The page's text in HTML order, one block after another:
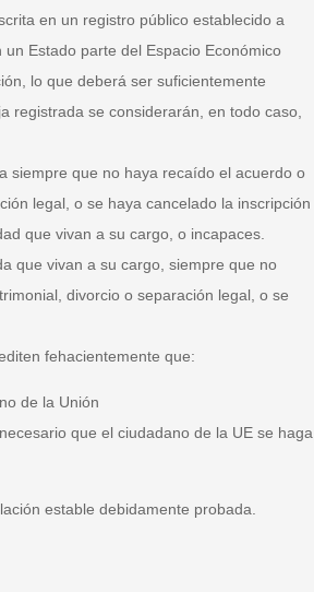
en un registro público establecido a
Estado parte del Espacio Económico
lo que deberá ser suficientemente
registrada se considerarán, en todo caso,
siempre que no haya recaído el acuerdo o
legal, o se haya cancelado la inscripción
que vivan a su cargo, o incapaces.
que vivan a su cargo, siempre que no
divorcio o separación legal, o se
fehacientemente que:
de la Unión
que el ciudadano de la UE se haga
estable debidamente probada.